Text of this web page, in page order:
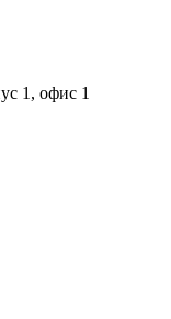
1, офис 1